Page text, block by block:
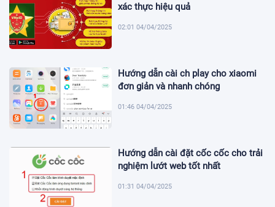
xác thực hiệu quả
02:01 04/04/2025
Hướng dẫn cài ch play cho xiaomi
đơn giản và nhanh chóng
01:46 04/04/2025
Hướng dẫn cài đặt cốc cốc cho trải
nghiệm lướt web tốt nhất
01:31 04/04/2025